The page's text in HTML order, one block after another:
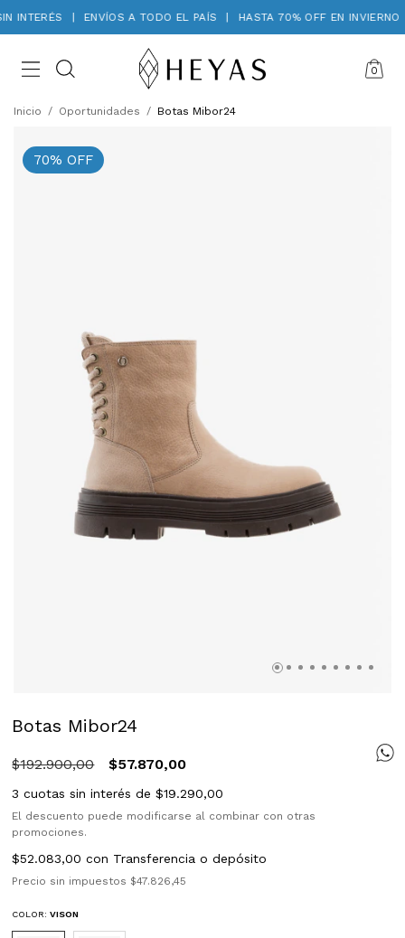
INTERÉS ENVÍOS A TODO EL PAÍS HASTA 70% OFF EN INVIERNO
0
Inicio / Oportunidades / Botas Mibor24
70% OFF
Botas Mibor24
$192.900,00 $57.870,00
3 cuotas sin interés de$19.290,00
El descuento puede modificarse al combinar con otras
promociones.
$52.083,00 con Transferencia o depósito
Precio sin impuestos $47.826,45
COLOR:VISON